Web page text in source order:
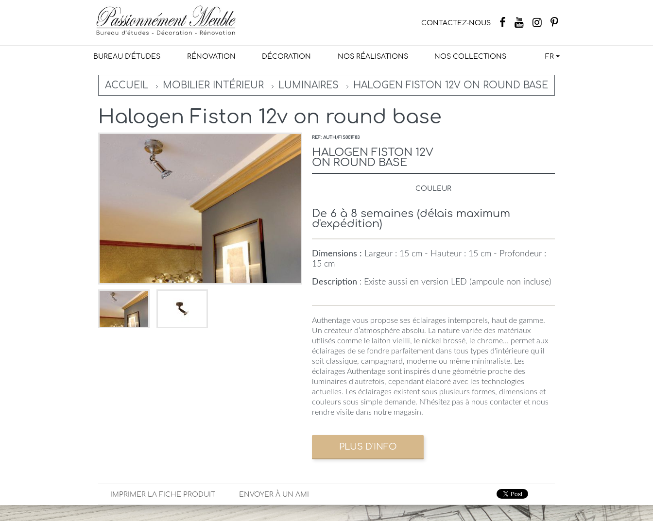
CONTACTEZ-NOUS
BUREAU D'ÉTUDES RÉNOVATION DÉCORATION NOS RÉALISATIONS NOS COLLECTIONS FR
ACCUEIL MOBILIER INTÉRIEUR LUMINAIRES HALOGEN FISTON 12V ON ROUND BASE
Halogen Fiston 12v on round base
REF: AUTH/FIS001F83
HALOGEN FISTON 12V
ON ROUND BASE
COULEUR
De 6 à 8 semaines (délais maximum
d'expédition)
Dimensions : Largeur : 15 cm - Hauteur : 15 cm - Profondeur :
15 cm
Description : Existe aussi en version LED (ampoule non incluse)
Authentage vous propose ses éclairages intemporels, haut de gamme.
Un créateur d’atmosphère absolu. La nature variée des matériaux
utilisés comme le laiton vieilli, le nickel brossé, le chrome... permet aux
éclairages de se fondre parfaitement dans tous types d'intérieure qu'il
soit classique, campagnard, moderne ou même minimaliste. Les
éclairages Authentage sont inspirés d'une géométrie proche des
luminaires d'autrefois, cependant élaboré avec les technologies
actuelles. Les éclairages existent sous plusieurs formes, dimensions et
couleurs sous simple demande. N’hésitez pas à nous contacter et nous
rendre visite dans notre magasin.
IMPRIMER LA FICHE PRODUIT ENVOYER À UN AMI